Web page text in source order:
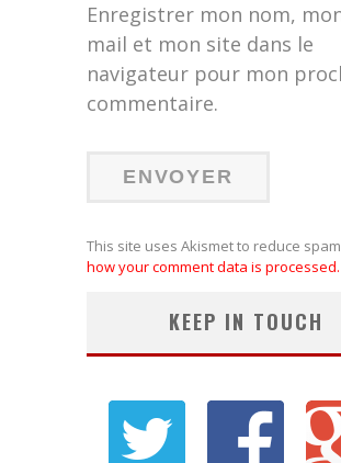
Enregistrer mon nom,
mail et mon site dans le
navigateur pour mon
commentaire.
This site uses Akismet to reduce
how your comment data is processed.
KEEP IN TOUCH